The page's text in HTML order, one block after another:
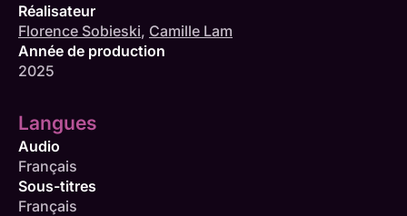
Réalisateur
Florence Sobieski, Camille Lam
Année de production
2025
Langues
Audio
Français
Sous-titres
Français